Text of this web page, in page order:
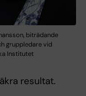
biträdande
gruppledare vid
Institutet
resultat.